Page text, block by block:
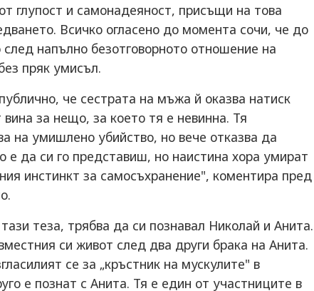
глупост и самонадеяност, присъщи на това
Всичко огласено до момента сочи, че до
след напълно безотговорното отношение на
пряк умисъл.
че сестрата на мъжа й оказва натиск
за нещо, за което тя е невинна. Тя
на умишлено убийство, но вече отказва да
е да си го представиш, но наистина хора умират
инстинкт за самосъхранение", коментира пред
теза, трябва да си познавал Николай и Анита.
си живот след два други брака на Анита.
се за „кръстник на мускулите" в
е познат с Анита. Тя е един от участниците в